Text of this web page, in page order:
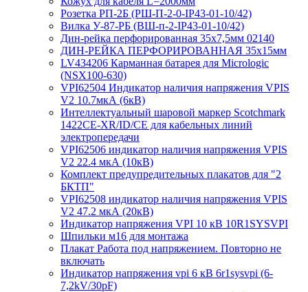
Розетка РП-2Б (РШ-П-2-0-IР43-01-10/42)
Вилка У-87-РБ (ВШ-п-2-IP43-01-10/42)
Дин-рейка перфорированная 35х7,5мм 02140
ДИН-РЕЙКА ПЕРФОРИРОВАННАЯ 35х15мм
LV434206 Карманная батарея для Micrologic
(NSX100-630)
VPI62504 Индикатор наличия напряжения VPIS
V2 10.7мкА (6кВ)
Интеллектуальный шаровой маркер Scotchmark
1422CE-XR/ID/CE для кабельных линий
электропередачи
VPI62506 индикатор наличия напряжения VPIS
V2 22.4 мкА (10кВ)
Комплект предупредительных плакатов для "2
БКТП"
VPI62508 индикатор наличия напряжения VPIS
V2 47.2 мкА (20кВ)
Индикатор напряжения VPI 10 кВ 10R1SYSVPI
Шпильки м16 для монтажа
Плакат Работа под напряжением. Повторно не
включать
Индикатор напряжения vpi 6 кВ 6r1sysvpi (6-
7,2kV/30pF)